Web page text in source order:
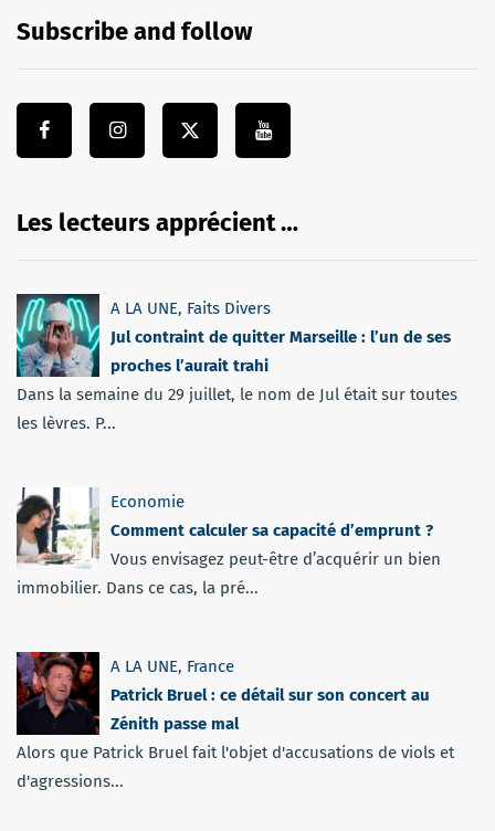
Subscribe and follow
Les lecteurs apprécient …
A LA UNE, Faits Divers
Jul contraint de quitter Marseille : l’un de ses
proches l’aurait trahi
Dans la semaine du 29 juillet, le nom de Jul était sur toutes
les lèvres. P...
Economie
Comment calculer sa capacité d’emprunt ?
Vous envisagez peut-être d’acquérir un bien
immobilier. Dans ce cas, la pré...
A LA UNE, France
Patrick Bruel : ce détail sur son concert au
Zénith passe mal
Alors que Patrick Bruel fait l'objet d'accusations de viols et
d'agressions...